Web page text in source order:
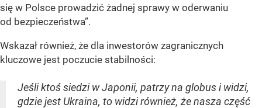
się w Polsce prowadzić żadnej sprawy w oderwaniu
od bezpieczeństwa”.
Wskazał również, że dla inwestorów zagranicznych
kluczowe jest poczucie stabilności:
Jeśli ktoś siedzi w Japonii, patrzy na globus i widzi,
gdzie jest Ukraina, to widzi również, że nasza część